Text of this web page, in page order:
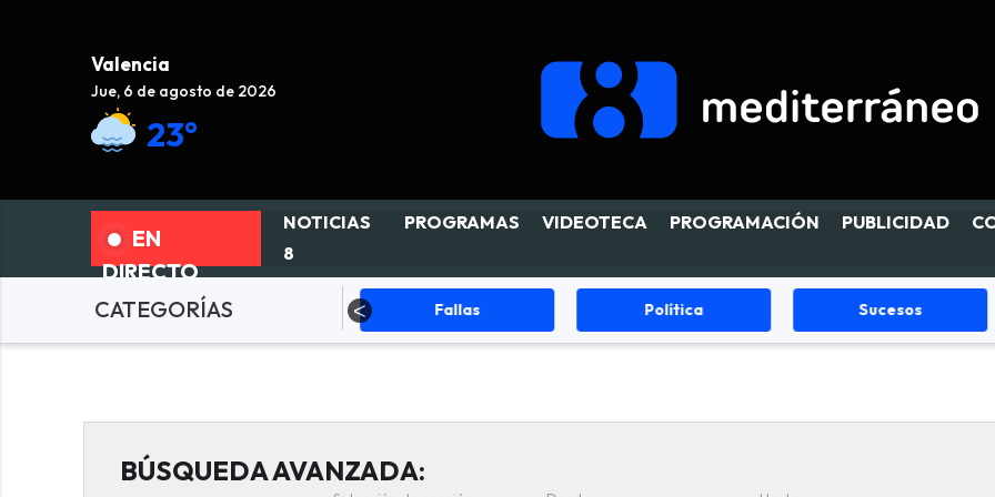
Valencia
Jue, 6 de agosto de 2026
23°
EN
DIRECTO
NOTICIAS
8
PROGRAMAS VIDEOTECA PROGRAMACIÓN PUBLICIDAD
CATEGORÍASActualidad Fallas Política Sucesos
BÚSQUEDA AVANZADA: